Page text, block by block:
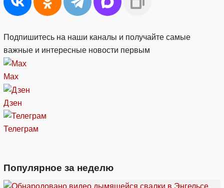
Подпишитесь на наши каналы и получайте самые
важные и интересные новости первым
Max
Дзен
Телеграм
Популярное за неделю